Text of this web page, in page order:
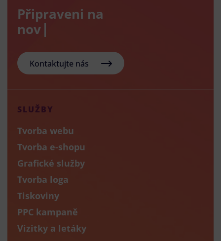
Připraveni na
nový e-sh
Kontaktujte nás
SLUŽBY
Tvorba webu
Tvorba e-shopu
Grafické služby
Tvorba loga
Tiskoviny
PPC kampaně
Vizitky a letáky